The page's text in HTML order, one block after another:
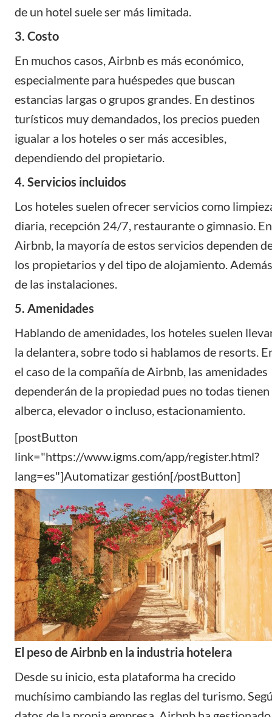
de un hotel suele ser más limitada.
3. Costo
En muchos casos, Airbnb es más económico,
especialmente para huéspedes que buscan
estancias largas o grupos grandes. En destinos
turísticos muy demandados, los precios pueden
igualar a los hoteles o ser más accesibles,
dependiendo del propietario.
4. Servicios incluidos
Los hoteles suelen ofrecer servicios como
diaria, recepción 24/7, restaurante o gimnasio. En
Airbnb, la mayoría de estos servicios dependen
los propietarios y del tipo de alojamiento.
de las instalaciones.
5. Amenidades
Hablando de amenidades, los hoteles suelen
la delantera, sobre todo si hablamos de resorts.
el caso de la compañía de Airbnb, las amenidades
dependerán de la propiedad pues no todas tienen
alberca, elevador o incluso, estacionamiento.
[postButton
link="https://www.igms.com/app/register.html?
lang=es"]Automatizar gestión[/postButton]
El peso de Airbnb en la industria hotelera
Desde su inicio, esta plataforma ha crecido
muchísimo cambiando las reglas del turismo.